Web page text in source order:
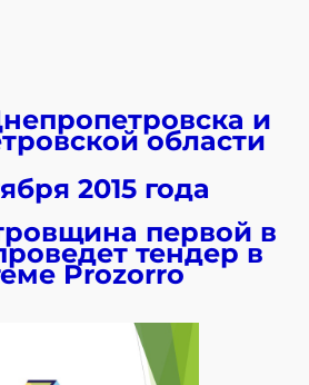
и
области
2015 года
первой в
тендер в
Prozorro